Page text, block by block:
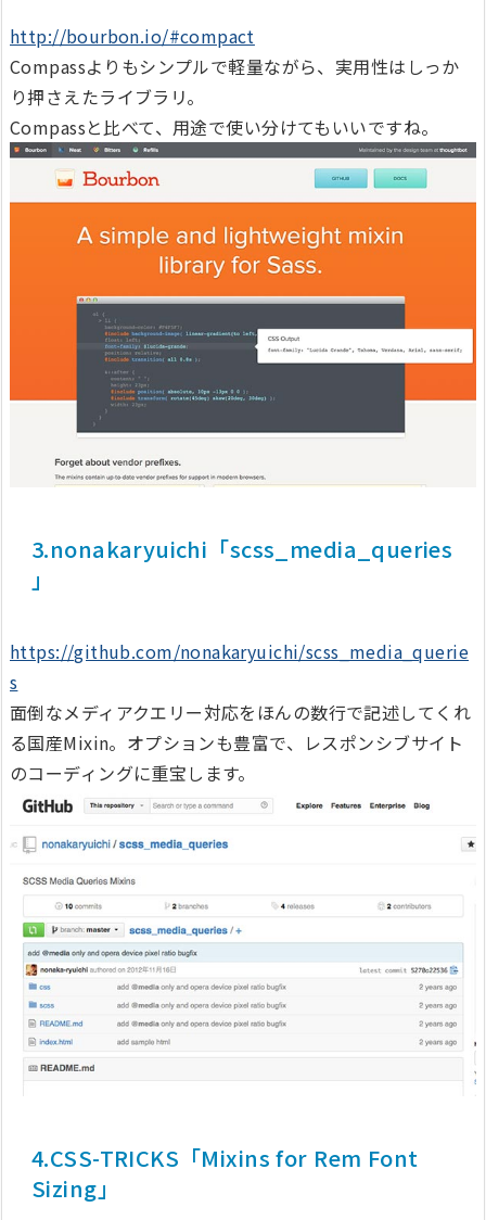
http://bourbon.io/#compact
Compassよりもシンプルで軽量ながら、実用性はしっか
り押さえたライブラリ。
Compassと比べて、用途で使い分けてもいいですね。
3.nonakaryuichi「scss_media_queries
」
https://github.com/nonakaryuichi/scss_media_querie
s
面倒なメディアクエリー対応をほんの数行で記述してくれ
る国産Mixin。オプションも豊富で、レスポンシブサイト
のコーディングに重宝します。
4.CSS-TRICKS「Mixins for Rem Font
Sizing」